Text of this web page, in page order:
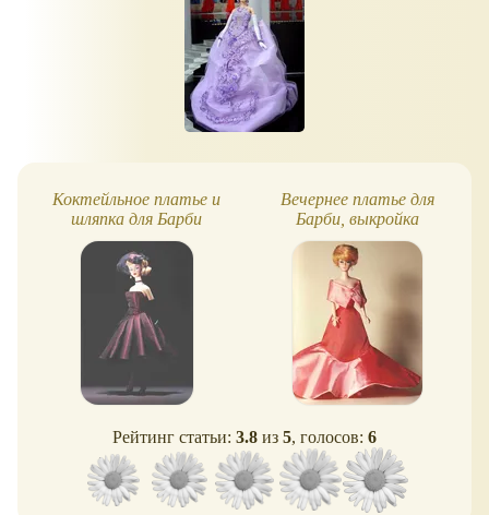
Коктейльное платье и
шляпка для Барби
Вечернее платье для
Барби, выкройка
Рейтинг статьи: 3.8 из 5, голосов: 6